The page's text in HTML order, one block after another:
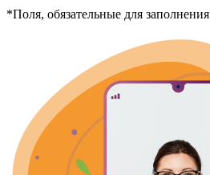
*Поля, обязательные для заполнения